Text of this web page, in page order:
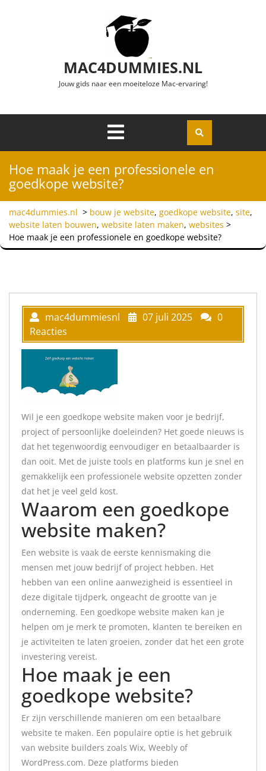
MAC4DUMMIES.NL
Jouw gids naar een moeiteloze Mac-ervaring!
Openen
Hoe maak je een professionele en
goedkope website?
mac4dummies.nl > bouw je website, goedkope website, site,
website laten bouwen, website laten maken, websites >
Hoe maak je een professionele en goedkope website?
mac4dummiesnl 07 juli 2025
0
Reacties
Wil je een goedkope website maken voor je bedrijf,
project of persoonlijke doeleinden? Het goede nieuws is
dat het tegenwoordig eenvoudiger en betaalbaarder is
dan ooit. Met de juiste tools en platforms kun je snel en
gemakkelijk een professionele website opzetten zonder
dat het je veel geld kost.
Waarom een goedkope
website maken?
Een website is vaak de eerste kennismaking die
mensen met jouw bedrijf of project hebben. Het
hebben van een online aanwezigheid is essentieel in
deze digitale tijdperk, ongeacht de grootte van je
onderneming. Een goedkope website maken kan je
helpen om je merk te promoten, klanten te bereiken en
je activiteiten te laten groeien, zonder dat het een grote
investering vereist.
Hoe maak je een
goedkope website?
Er zijn verschillende manieren om een betaalbare
website te maken. Een populaire optie is het gebruik
van website builders zoals Wix, Weebly of
WordPress.com. Deze platforms bieden